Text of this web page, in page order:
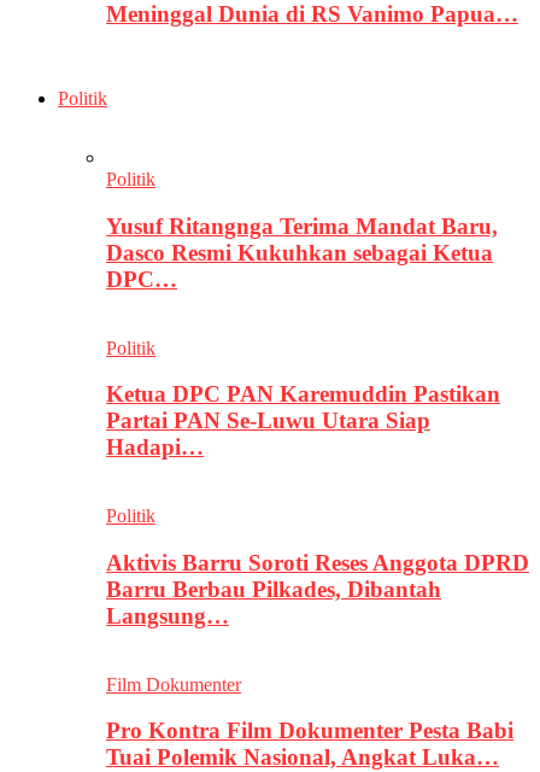
Meninggal Dunia di RS Vanimo Papua…
Politik
Politik
Yusuf Ritangnga Terima Mandat Baru,
Dasco Resmi Kukuhkan sebagai Ketua
DPC…
Politik
Ketua DPC PAN Karemuddin Pastikan
Partai PAN Se-Luwu Utara Siap
Hadapi…
Politik
Aktivis Barru Soroti Reses Anggota DPRD
Barru Berbau Pilkades, Dibantah
Langsung…
Film Dokumenter
Pro Kontra Film Dokumenter Pesta Babi
Tuai Polemik Nasional, Angkat Luka…